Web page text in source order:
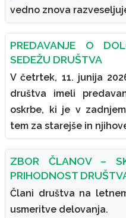
vedno znova
PREDAVANJE O
SEDEŽU DRUŠTVA
V četrtek, 11. junija
društva imeli
oskrbe, ki je v
tem za starejše in
ZBOR ČLANOV –
PRIHODNOST
Člani društva na
usmeritve delovanja.